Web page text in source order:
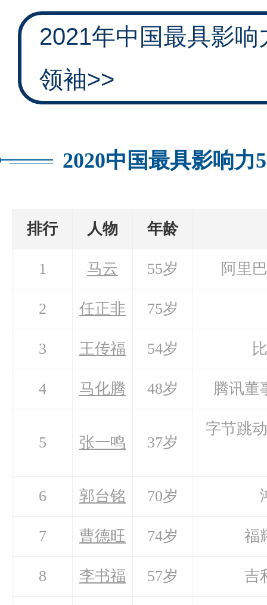
2021年中国最具影
领袖>>
2020中国最具影响力
排行 人物 年龄
1 马云 55岁 阿里
2 任正非 75岁
3 王传福 54岁
4 马化腾 48岁 腾讯董
5 张一鸣 37岁
字节跳
6 郭台铭 70岁
7 曹德旺 74岁 福
8 李书福 57岁 吉